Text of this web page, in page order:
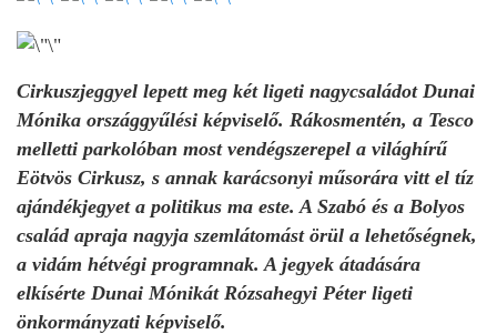
Cirkuszjeggyel lepett meg két ligeti nagycsaládot Dunai
Mónika országgyűlési képviselő. Rákosmentén, a Tesco
melletti parkolóban most vendégszerepel a világhírű
Eötvös Cirkusz, s annak karácsonyi műsorára vitt el tíz
ajándékjegyet a politikus ma este. A Szabó és a Bolyos
család apraja nagyja szemlátomást örül a lehetőségnek,
a vidám hétvégi programnak. A jegyek átadására
elkísérte Dunai Mónikát Rózsahegyi Péter ligeti
önkormányzati képviselő.